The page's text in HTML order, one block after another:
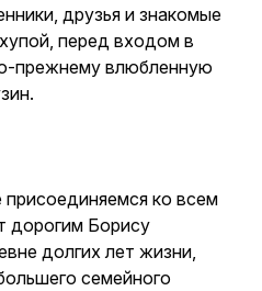
друзья и знакомые
перед входом в
прежнему влюбленную
ко всем
дорогим Борису
долгих лет жизни,
семейного